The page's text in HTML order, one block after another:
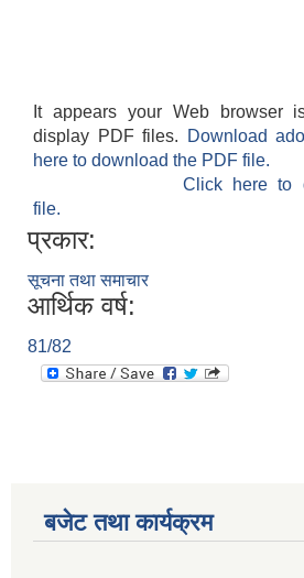
It appears your Web browser
display PDF files.
Download
here to download the PDF file.
Click here to
file.
प्रकार:
सूचना तथा समाचार
आर्थिक वर्ष:
81/82
बजेट तथा कार्यक्रम